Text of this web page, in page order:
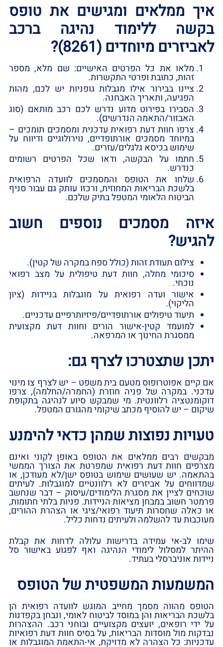
איך ממלאים ומגישים את טופס
בקשה ללימוד נהיגה ברכב
לאביזרים מיוחדים (8261)?
מלאו את כל הפרטים האישיים: שם מלא, מספר
זהות, כתובת ופרטי התקשרות.
ציינו בבירור אילו מגבלות גופניות יש לכם, מהות
הפגיעה, ותאריך האבחנה.
הסבירו בפירוט מדוע נדרש לכם רכב מותאם (סוג
האבזור/התאמה הנדרשים).
צרפו חוות דעת רפואית עדכנית ומסמכים תומכים –
במיוחד מסמכים אורתופדיים, נוירולוגיים ודיווח על
שימוש בכיסא גלגלים/עזרים.
חתמו על הבקשה, ודאו שכל הפרטים רשומים
כנדרש.
שלחו את הטופס והמסמכים לוועדה הרפואית
בלשכת הבריאות המחוזית, ורכזו עותק גם עבור סניף
הביטוח הלאומי המטפל בתיק שלכם.
איזה מסמכים נוספים חשוב
להגיש?
צילום תעודת זהות (כולל ספח במקרה של קטין).
סיכומי מחלה, חוות דעת טיפולית על מצב רפואי
נוכחי.
אישור ועדה רפואית על מוגבלות בניידות (ציון
הליקוי).
תיעוד טיפולים אורתופדיים/פיזיותרפיים עדכניים.
למועמד קטין-אישור הורים וחוות דעת מקצועית
ממסגרת החינוך או המרפאה.
יתכן שתצטרכו לצרף גם:
אם קיים אפוטרופוס מטעם בית משפט – יש לצרף צו מינוי
עדכני. במקרה של פניה חוזרת (החמרה/החלמה), צרפו
דוקומנטציה רלוונטית. מי שמבקש סיוע לנהיגה בתקופת
שיקום – יש להוסיף מכתב שיקומי מהגורם המטפל.
טעויות נפוצות שמהן כדאי להימנע
מבקשים רבים ממלאים את הטופס באופן לקוני ואינם
מצרפים חוות דעת רפואית שמפרטת את הצורך הממשי
בהתאמה. יש שעושים שימוש בטופס ישן/לא מעודכן, או
שמדווחים על אביזרים לא רלוונטיים למוגבלות. לעיתים
שוכחים לציין את מסגרת הלימודים/עיסוק – דבר שנחשב
פרמטר חשוב במבחן מציאות הניידות. פניות בלתי חתומות,
או כאלה שחסרות תיעוד רפואי/ציגי או הצהרת ההורים,
מעוכבות עד להשלמה ולעיתים נדחות כליל.
שימו לב-אי עמידה בדרישות עלולה לדחות את קבלת
ההיתר למסלול לימודי הנהיגה ואף לפגוע באישור סל
ניידות אוניברסלי בעתיד.
המשמעות המשפטית של הטופס
הטופס מהווה מסמך מחייב המוגש לוועדה רפואית הן
בלשכת הבריאות והן במוסד לביטוח לאומי, ונבחן בקפדנות
על ידי רופאים, יועצים מקצועיים ובוחני רכב. ההצהרות
נבדקות מול מוסדות הבריאות, על בסיס חוות דעת רפואיות
עדכניות: כל הצהרה לא מדויקת, אי-התאמת המוגבלות או